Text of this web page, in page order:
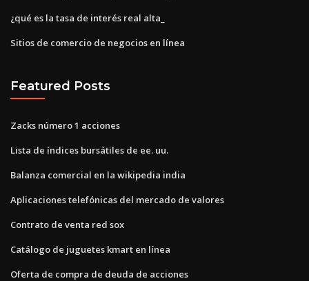
¿qué es la tasa de interés real alta_
Sitios de comercio de negocios en línea
Featured Posts
Zacks número 1 acciones
Lista de índices bursátiles de ee. uu.
Balanza comercial en la wikipedia india
Aplicaciones telefónicas del mercado de valores
Contrato de venta red sox
Catálogo de juguetes kmart en línea
Oferta de compra de deuda de acciones